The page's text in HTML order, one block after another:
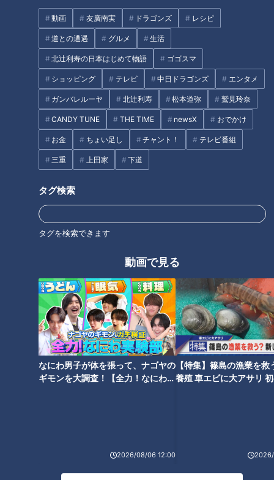
動画 友廣南実 ドラゴンズ レシピ
道との遭遇 グルメ 生活
北辻利寿の日本はじめて物語 ゴゴスマ
ショッピング テレビ 中日ドラゴンズ エンタメ
ガンバレルーヤ 北辻利寿 松本道弥 鷲見玲奈
CANDY TUNE THE TIME newsX おでかけ
お金 ちょい足し チャント！ テレビ番組
三重 上田家 下道
タグ検索
タグを検索できます
動画で見る
なにわ男子が体を張って、ナゴヤの
ギモンを大調査！【全力！なにわ実
2026/08/06 12:00
【特集】篠島の漁業を救
養殖 車エビに大アサリ
「うますぎる…」春にぴったり
な“つきたて餅スイーツ”も 愛知
県岡崎市のオススメスポットと
ット！？人情あふれる大盛況イ
ベント「覚王山日泰寺の縁日」
へ潜入レポート
家計の味方！地域密着型スーパ
ーが驚きの格安価格を実現して
いる理由
CBC若狭アナが「かき氷街道」
を大移動？ 個性豊かな絶品か
き氷を紹介！
ル」に？マーメイドスイムに挑
方【キユーピー３分クッキン
タグ
北辻利寿 コラム 北辻利寿の日本はじめて物語
東西南北論説風 長靴